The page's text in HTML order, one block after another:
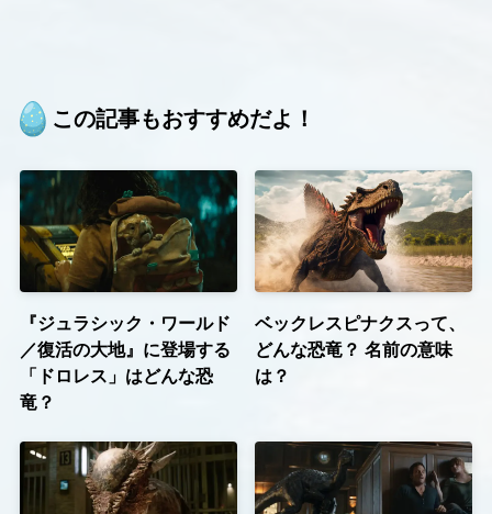
この記事もおすすめだよ！
『ジュラシック・ワールド
／復活の大地』に登場する
「ドロレス」はどんな恐
竜？
ベックレスピナクスって、
どんな恐竜？ 名前の意味
は？